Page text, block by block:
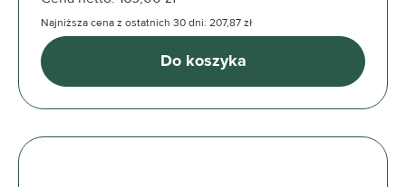
Najniższa cena z ostatnich 30 dni: 207,87 zł
Do koszyka